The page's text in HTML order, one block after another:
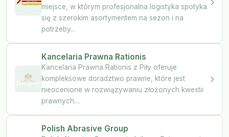
miejsce, w którym profesjonalna logistyka spotyka
się z szerokim asortymentem na sezon i na
potrzeby...
Kancelaria Prawna Rationis
Kancelaria Prawna Rationis z Piły oferuje
kompleksowe doradztwo prawne, które jest
nieocenione w rozwiązywaniu złożonych kwestii
prawnych....
Polish Abrasive Group